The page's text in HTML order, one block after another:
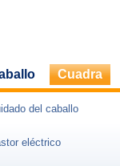
Cuadra
del caballo
eléctrico